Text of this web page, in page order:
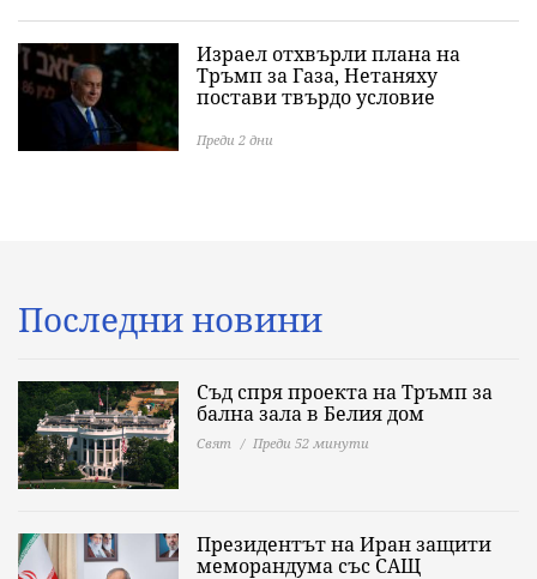
Израел отхвърли плана на
Тръмп за Газа, Нетаняху
постави твърдо условие
Преди 2 дни
Последни новини
Съд спря проекта на Тръмп за
бална зала в Белия дом
Свят Преди 52 минути
Президентът на Иран защити
меморандума със САЩ